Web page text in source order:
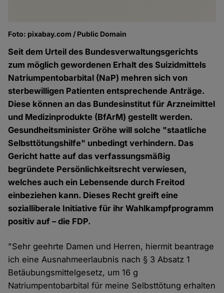
Foto: pixabay.com / Public Domain
Seit dem Urteil des Bundesverwaltungsgerichts
zum möglich gewordenen Erhalt des Suizidmittels
Natriumpentobarbital (NaP) mehren sich von
sterbewilligen Patienten entsprechende Anträge.
Diese können an das Bundesinstitut für Arzneimittel
und Medizinprodukte (BfArM) gestellt werden.
Gesundheitsminister Gröhe will solche "staatliche
Selbsttötungshilfe" unbedingt verhindern. Das
Gericht hatte auf das verfassungsmäßig
begründete Persönlichkeitsrecht verwiesen,
welches auch ein Lebensende durch Freitod
einbeziehen kann. Dieses Recht greift eine
sozialliberale Initiative für ihr Wahlkampfprogramm
positiv auf – die FDP.
"Sehr geehrte Damen und Herren, hiermit beantrage
ich eine Ausnahmeerlaubnis nach § 3 Absatz 1
Betäubungsmittelgesetz, um 16 g
Natriumpentobarbital für meine Selbsttötung erhalten